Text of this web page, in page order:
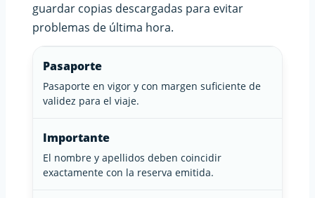
guardar copias descargadas para evitar
problemas de última hora.
Pasaporte
Pasaporte en vigor y con margen suficiente de
validez para el viaje.
Importante
El nombre y apellidos deben coincidir
exactamente con la reserva emitida.